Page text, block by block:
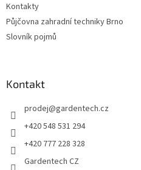
Kontakty
Půjčovna zahradní techniky Brno
Slovník pojmů
Kontakt
prodej@gardentech.cz
+420 548 531 294
+420 777 228 328
Gardentech CZ